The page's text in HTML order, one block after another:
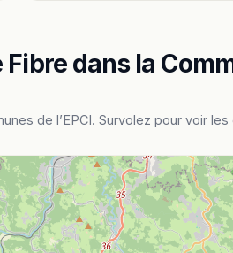
dans la
de l’EPCI. Survolez pour voir les